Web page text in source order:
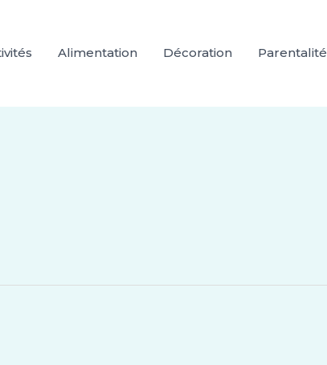
Alimentation Décoration Parentalité